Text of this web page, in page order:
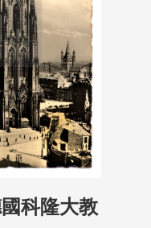
科隆大教